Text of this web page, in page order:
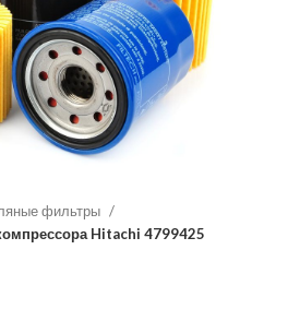
фильтры
Hitachi 4799425